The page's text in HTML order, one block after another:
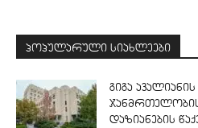
პოპულარული სიახლეები
გიგა
დაზიანების